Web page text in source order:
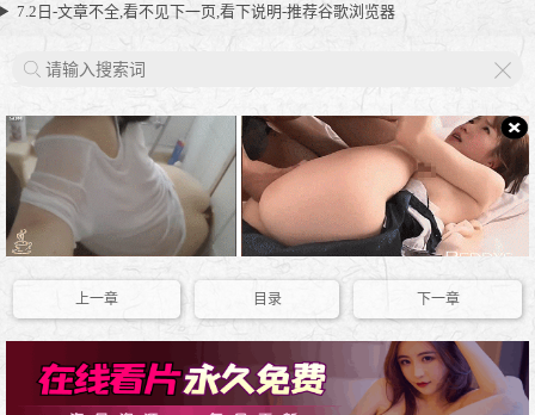
7.2日-文章不全,看不见下一页,看下说明-推荐谷歌浏览器
上一章 目录 下一章